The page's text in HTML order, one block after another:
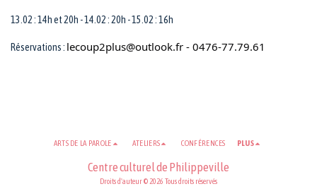
13.02 : 14h et 20h - 14.02 : 20h - 15.02 : 16h
Réservations : lecoup2plus@outlook.fr - 0476-77.79.61
Centre culturel de Philippeville
Droits d'auteur © 2026 Tous droits réservés
ARTS DE LA PAROLE ATELIERS CONFÉRENCES PLUS